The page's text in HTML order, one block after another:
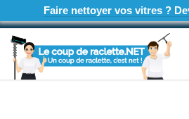
Faire nettoyer vos vitres ?